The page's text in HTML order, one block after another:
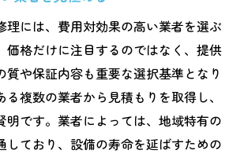
理には、費用対効果の高い業者を選ぶ
価格だけに注目するのではなく、提供
質や保証内容も重要な選択基準となり
る複数の業者から見積もりを取得し、
明です。業者によっては、地域特有の
しており、設備の寿命を延ばすための